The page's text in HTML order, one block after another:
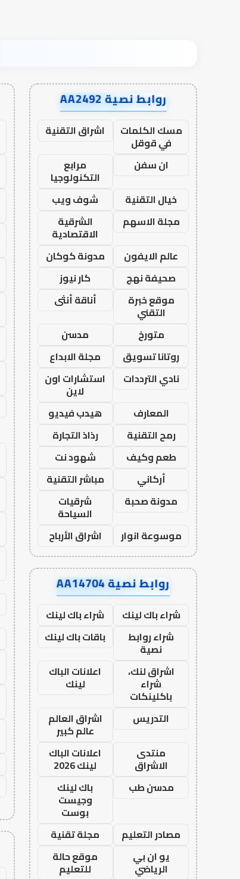
روابط نصية AA2492
مسك الكلمات
في قوقل
اشراق التقنية
ان سفن
مرابع
التكنولوجيا
خيال التقنية
شوف ويب
مجلة الاسهم
الشرقية
الاقتصادية
عالم الايفون
مدونة كوكان
صحيفة نهج
كار نيوز
موقع خبرة
التقني
أناقة أنثى
متورخ
مدسن
روتانا تسويق
مجلة الابداع
نادي الترددات
استشارات اون
لاين
المعارف
هيدب فيديو
رمح التقنية
رذاذ التجارة
طعم وكيف
شهود نت
أركاني
مباشر التقنية
مدونة صحبة
شرقيات
السياحة
موسوعة انوار
اشراق الأرباح
روابط نصية AA14704
شراء باك لينك
شراء باك لينك
شراء روابط
نصية
باقات باك لينك
اشراق لنك،
شراء
باكلينكات
اعلانات الباك
لينك
التدريس
اشراق العالم
عالم كبير
منتدى
الاشراق
اعلانات الباك
لينك 2026
مدسن طب
باك لينك
وجيست
بوست
مصادر التعليم
مجلة تقنية
يو ان بي
الرياضي
موقع حالة
للتعليم